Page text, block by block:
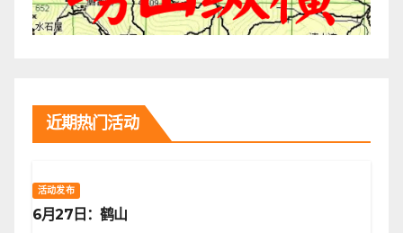
近期热门活动
活动发布
6月27日：鹤山